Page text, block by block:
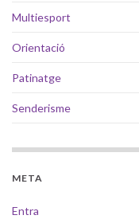
Multiesport
Orientació
Patinatge
Senderisme
META
Entra